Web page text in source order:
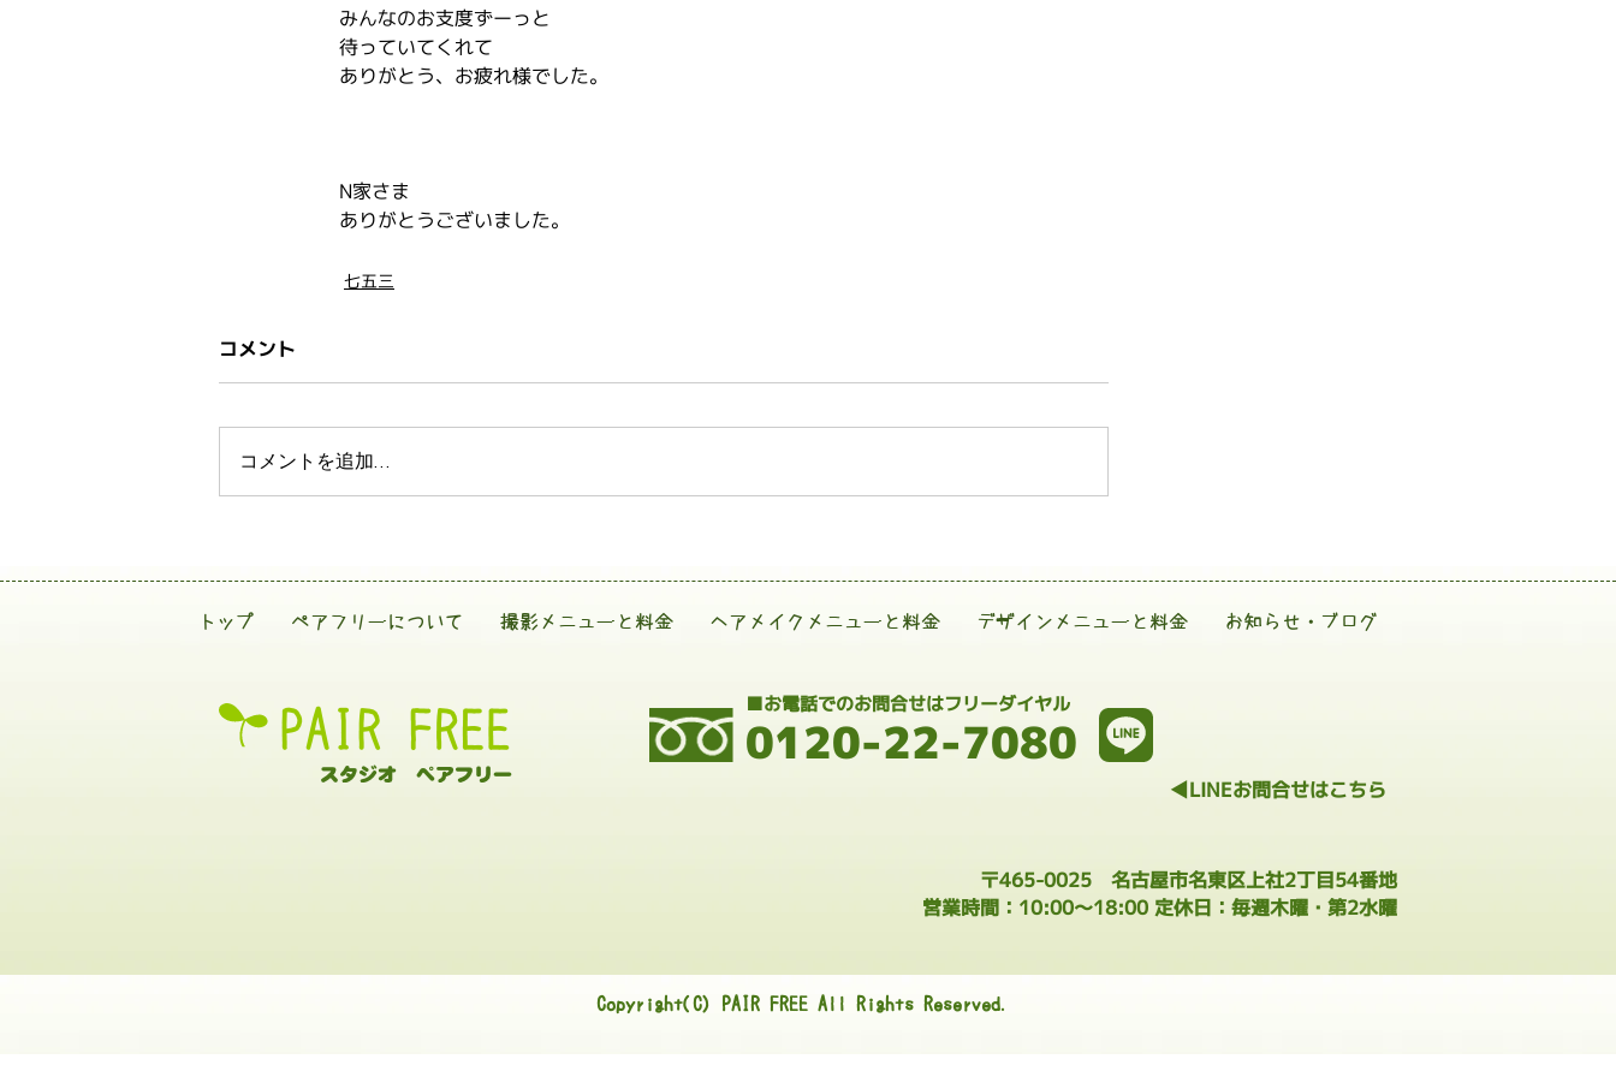
みんなのお支度ずーっと
待っていてくれて
ありがとう、お疲れ様でした。
N家さま
ありがとうございました。
七五三
コメント
コメントを追加…
トップ ペアフリーについて 撮影メニューと料金 ヘアメイクメニューと料金 デザインメニューと料金 お知らせ・ブログ
0120-22-7080
■お電話でのお問合せはフリーダイヤル
◀LINEお問合せはこちら
〒465-0025 名古屋市名東区上社2丁目54番地
営業時間：10:00～18:00 定休日：毎週木曜・第2水曜
Copyright(C) PAIR FREE All Rights Reserved.